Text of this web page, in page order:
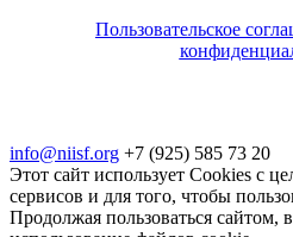
Пользовательское
info@niisf.org +7 (925) 585 73 20
Этот сайт использует Cookies с
сервисов и для того, чтобы
Продолжая пользоваться сайтом,